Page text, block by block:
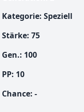
Kategorie: Speziell
Stärke: 75
Gen.: 100
PP: 10
Chance: -